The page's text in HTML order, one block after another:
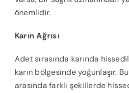
önemlidir.
Karın Ağrısı
Adet sırasında karında
karın bölgesinde yoğunlaşır.
arasında farklı şekillerde